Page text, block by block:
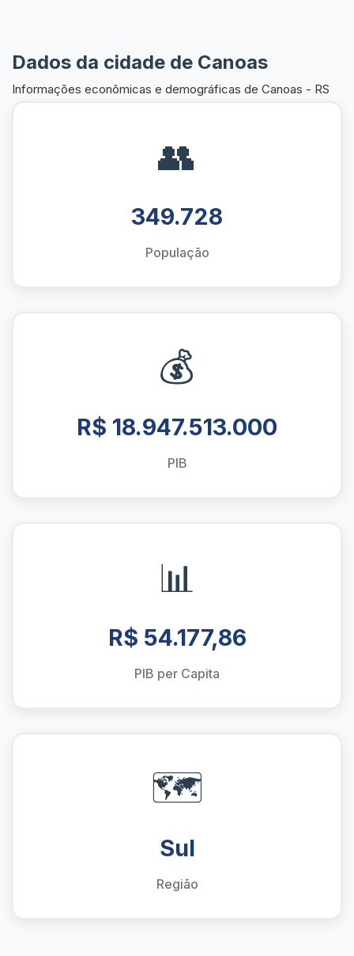
Dados da cidade de Canoas
Informações econômicas e demográficas de Canoas - RS
👥
349.728
População
💰
R$ 18.947.513.000
PIB
📊
R$ 54.177,86
PIB per Capita
🗺️
Sul
Região